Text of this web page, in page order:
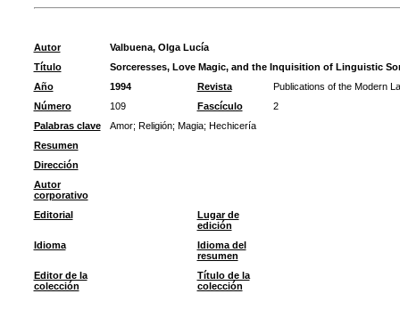
Autor
Valbuena, Olga Lucía
Título
Sorceresses, Love Magic, and the Inquisition of Linguistic
Año
1994 Revista
Publications of the Modern
Número
109 Fascículo
2
Palabras clave
Amor; Religión; Magia; Hechicería
Resumen
Dirección
Autor
corporativo
Editorial
Lugar de
edición
Idioma
Idioma del
resumen
Editor de la
colección
Título de la
colección